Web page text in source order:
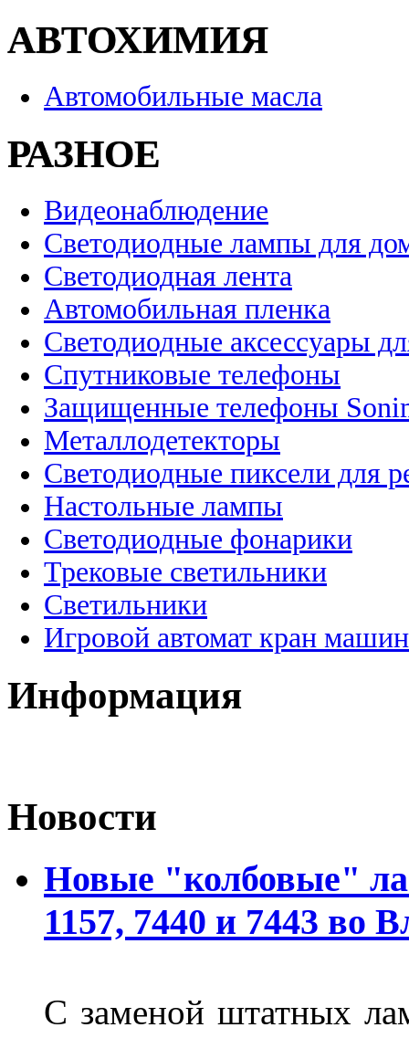
АВТОХИМИЯ
Автомобильные масла
РАЗНОЕ
Видеонаблюдение
Светодиодные лампы для
Светодиодная лента
Автомобильная пленка
Светодиодные аксессуары
Спутниковые телефоны
Защищенные телефоны
Металлодетекторы
Светодиодные пиксели для
Настольные лампы
Светодиодные фонарики
Трековые светильники
Светильники
Игровой автомат кран
Информация
Новости
Новые "колбовые"
1157, 7440 и 7443 во
С заменой штатных